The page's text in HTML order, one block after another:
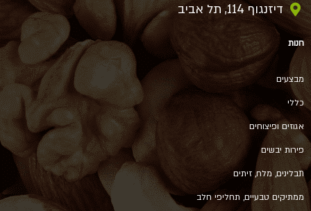
דיזנגוף 114, תל אביב
חנות
מבצעים
כללי
אגוזים ופיצוחים
פירות יבשים
תבלינים, מלח, זיתים
ממתיקים טבעיים, תחליפי חלב